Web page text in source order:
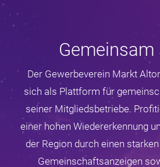
Gemeinsam
Der Gewerbeverein Markt
sich als Plattform für
seiner Mitgliedsbetriebe.
einer hohen Wiedererkennung
der Region durch einen
Gemeinschaftsanzeigen